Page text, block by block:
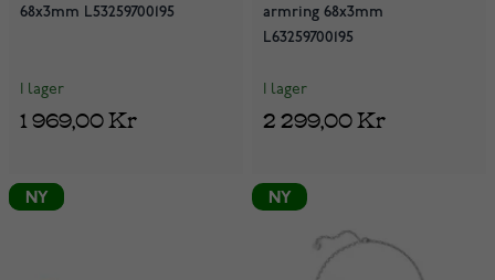
68x3mm L53259700195
I lager
1 969,00 Kr
armring 68x3mm
L63259700195
I lager
2 299,00 Kr
NY
NY NY